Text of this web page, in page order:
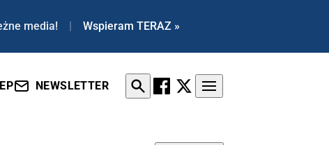
media! | Wspieram TERAZ »
NEWSLETTER